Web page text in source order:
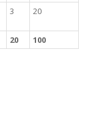
3 20
20 100